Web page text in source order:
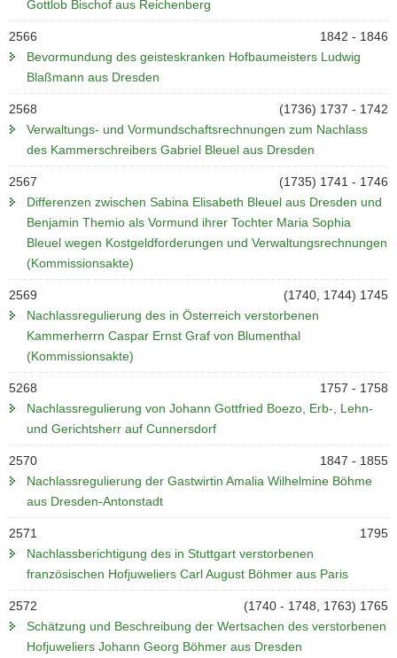
Gottlob Bischof aus Reichenberg
2566
1842 - 1846
Bevormundung des geisteskranken Hofbaumeisters Ludwig
Blaßmann aus Dresden
2568
(1736) 1737 - 1742
Verwaltungs- und Vormundschaftsrechnungen zum Nachlass
des Kammerschreibers Gabriel Bleuel aus Dresden
2567
(1735) 1741 - 1746
Differenzen zwischen Sabina Elisabeth Bleuel aus Dresden und
Benjamin Themio als Vormund ihrer Tochter Maria Sophia
Bleuel wegen Kostgeldforderungen und Verwaltungsrechnungen
(Kommissionsakte)
2569
(1740, 1744) 1745
Nachlassregulierung des in Österreich verstorbenen
Kammerherrn Caspar Ernst Graf von Blumenthal
(Kommissionsakte)
5268
1757 - 1758
Nachlassregulierung von Johann Gottfried Boezo, Erb-, Lehn-
und Gerichtsherr auf Cunnersdorf
2570
1847 - 1855
Nachlassregulierung der Gastwirtin Amalia Wilhelmine Böhme
aus Dresden-Antonstadt
2571
1795
Nachlassberichtigung des in Stuttgart verstorbenen
französischen Hofjuweliers Carl August Böhmer aus Paris
2572
(1740 - 1748, 1763) 1765
Schätzung und Beschreibung der Wertsachen des verstorbenen
Hofjuweliers Johann Georg Böhmer aus Dresden